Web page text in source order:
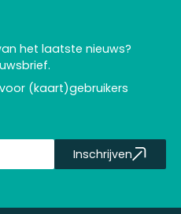
het laatste nieuws?
(kaart)gebruikers
Inschrijven